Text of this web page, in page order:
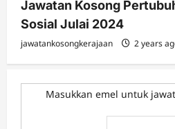
Jawatan Kosong
Sosial Julai 2024
jawatankosongkerajaan 2 years
Masukkan emel untuk